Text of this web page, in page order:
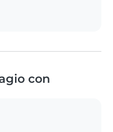
con